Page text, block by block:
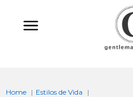
Home
Estilos de Vida